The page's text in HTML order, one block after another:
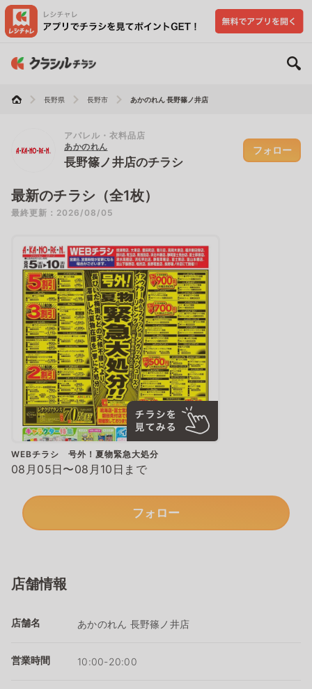
長野県 長野市 あかのれん 長野篠ノ井店
アパレル・衣料品店
あかのれん
長野篠ノ井店のチラシ
フォロー
最新のチラシ（全1枚）
最終更新：2026/08/05
WEBチラシ 号外！夏物緊急大処分
08月05日〜08月10日まで
フォロー
店舗情報
店舗名 あかのれん 長野篠ノ井店
営業時間 10:00-20:00